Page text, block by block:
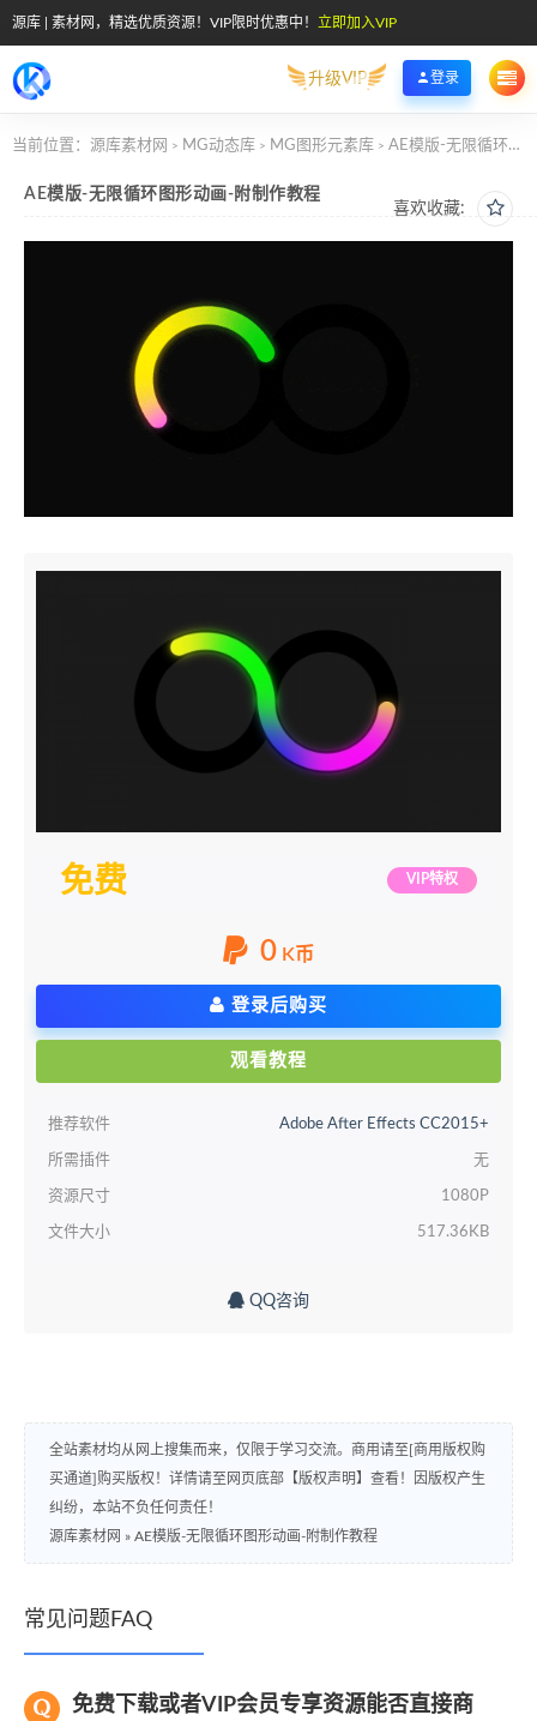
源库 | 素材网，精选优质资源！VIP限时优惠中！ 立即加入VIP
升级VIP 登录
当前位置： 源库素材网 > MG动态库 > MG图形元素库 > AE模版-无限循环图形动画-附制作教程
喜欢收藏:
AE模版-无限循环图形动画-附制作教程
免费 VIP特权
0 K币
登录后购买
观看教程
推荐软件 Adobe After Effects CC2015+
所需插件 无
资源尺寸 1080P
文件大小 517.36KB
QQ咨询
全站素材均从网上搜集而来，仅限于学习交流。商用请至[商用版权购
买通道]购买版权！详情请至网页底部【版权声明】查看！因版权产生
纠纷，本站不负任何责任！
源库素材网 » AE模版-无限循环图形动画-附制作教程
常见问题FAQ
免费下载或者VIP会员专享资源能否直接商